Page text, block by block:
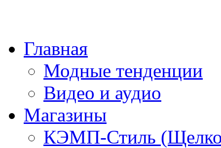
Главная
Модные тенденции
Видео и аудио
Магазины
КЭМП-Стиль